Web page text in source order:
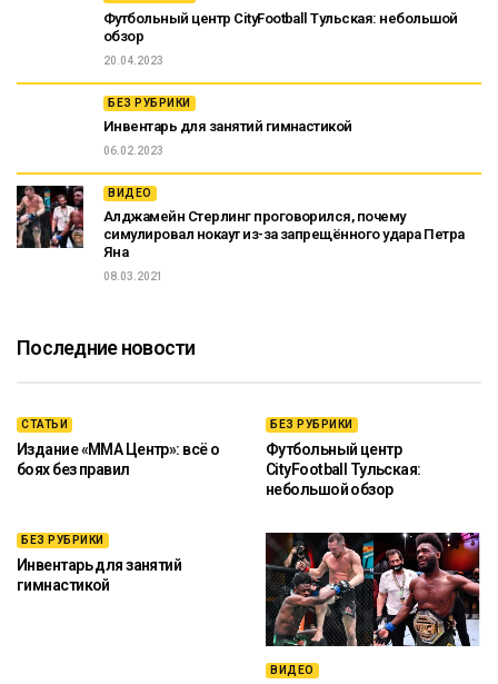
Футбольный центр CityFootball Тульская: небольшой
обзор
20.04.2023
БЕЗ РУБРИКИ
Инвентарь для занятий гимнастикой
06.02.2023
ВИДЕО
Алджамейн Стерлинг проговорился, почему
симулировал нокаут из-за запрещённого удара Петра
Яна
08.03.2021
Последние новости
СТАТЬИ
Издание «ММА Центр»: всё о
боях без правил
БЕЗ РУБРИКИ
Футбольный центр
CityFootball Тульская:
небольшой обзор
БЕЗ РУБРИКИ
Инвентарь для занятий
гимнастикой
ВИДЕО